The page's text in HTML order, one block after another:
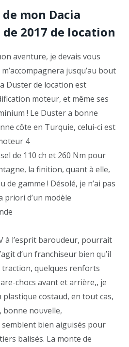
mon Dacia
2017 de location
aventure, je devais vous
jusqu’au bout
Duster de location est
moteur, et même ses
! Le Duster a bonne
côte en Turquie, celui-ci est
4
de 110 ch et 260 Nm pour
la finition, quant à elle,
de gamme ! Désolé, je n’ai pas
priori d’un modèle
à l’esprit baroudeur, pourrait
d’un franchiseur bien qu’il
traction, quelques renforts
chocs avant et arrière,, je
plastique costaud, en tout cas,
bonne nouvelle,
semblent bien aiguisés pour
balisés. La monte de